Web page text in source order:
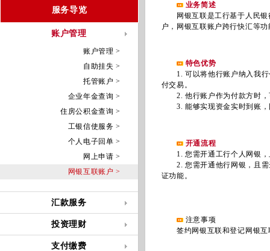
服务导览
账户管理
账户管理 >
自助挂失 >
托管账户 >
企业年金查询 >
住房公积金查询 >
工银信使服务 >
个人电子回单 >
网上申请 >
网银互联账户 >
汇款服务
投资理财
支付缴费
业务简述
网银互联是工行基于人民银
户，网银互联账户跨行快汇等
特色优势
1. 可以将他行账户纳入我行
付交易。
2. 他行账户作为付款方时，
3. 能够实现资金实时到账，
开通流程
1. 您需开通工行个人网银
2. 您需开通他行网银，且
证功能。
注意事项
签约网银互联和登记网银互